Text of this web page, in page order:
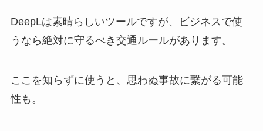
DeepLは素晴らしいツールですが、ビジネスで使
うなら絶対に守るべき交通ルールがあります。
ここを知らずに使うと、思わぬ事故に繋がる可能
性も。